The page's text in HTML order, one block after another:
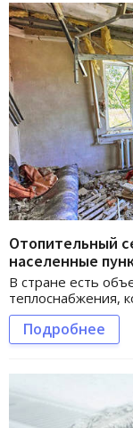
Отопительный
населенные
В стране есть
теплоснабжения,
Подробнее